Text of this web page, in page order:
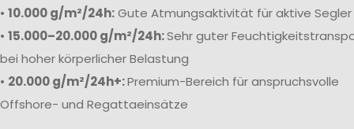
• 10.000 g/m²/24h:Gute Atmungsaktivität für aktive Segler
• 15.000–20.000 g/m²/24h:Sehr guter
bei hoher körperlicher Belastung
• 20.000 g/m²/24h+:Premium-Bereich für anspruchsvolle
Offshore- und Regattaeinsätze